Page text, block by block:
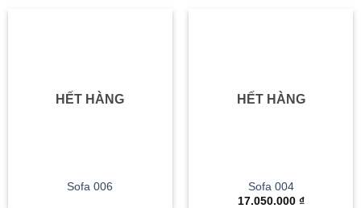
HẾT HÀNG
Sofa 006
HẾT HÀNG
Sofa 004
17.050.000 ₫